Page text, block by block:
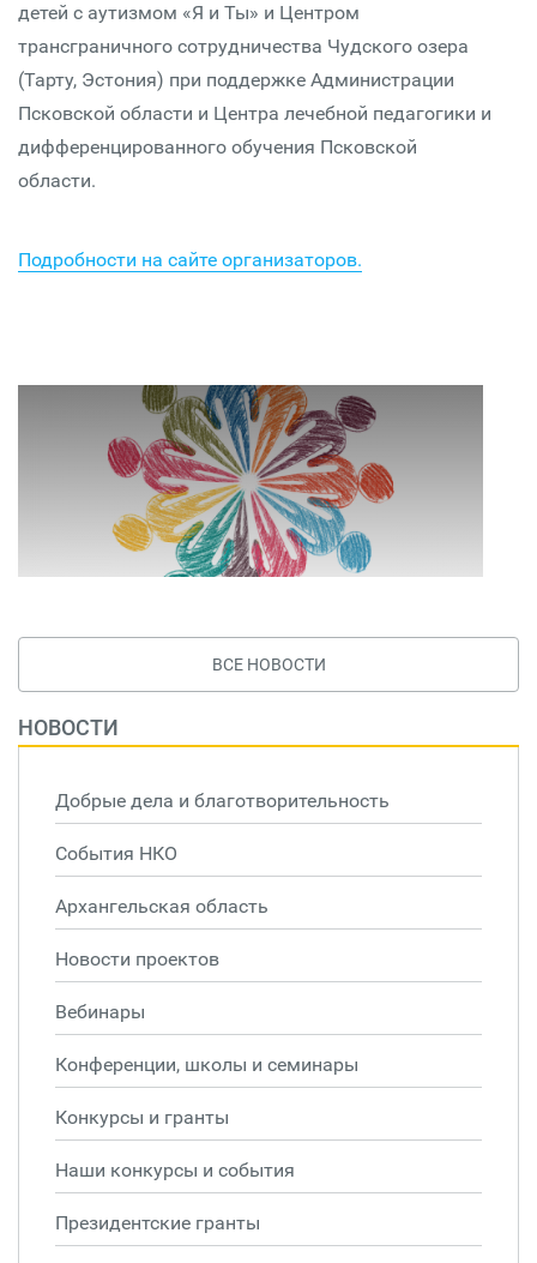
детей с аутизмом «Я и Ты» и Центром
трансграничного сотрудничества Чудского озера
(Тарту, Эстония) при поддержке Администрации
Псковской области и Центра лечебной педагогики и
дифференцированного обучения Псковской
области.
Подробности на сайте организаторов.
ВСЕ НОВОСТИ
НОВОСТИ
Добрые дела и благотворительность
События НКО
Архангельская область
Новости проектов
Вебинары
Конференции, школы и семинары
Конкурсы и гранты
Наши конкурсы и события
Президентские гранты